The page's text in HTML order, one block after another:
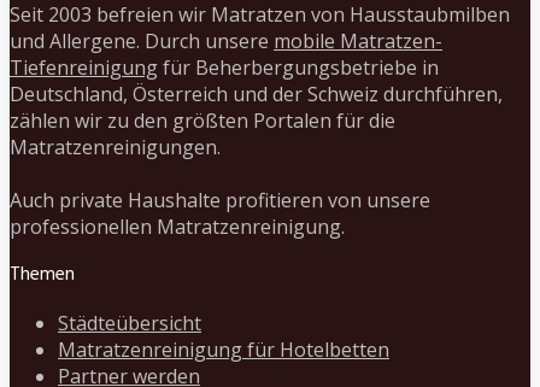
Seit 2003 befreien wir Matratzen von Hausstaubmilben
und Allergene. Durch unsere mobile Matratzen-
Tiefenreinigungfür Beherbergungsbetriebe in
Deutschland, Österreich und der Schweiz durchführen,
zählen wir zu den größten Portalen für die
Matratzenreinigungen.
Auch private Haushalte profitieren von unsere
professionellen Matratzenreinigung.
Themen
Städteübersicht
Matratzenreinigung für Hotelbetten
Partner werden